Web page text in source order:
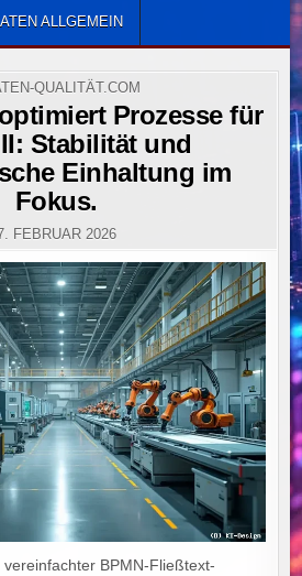
ALLGEMEIN
QUALITÄT.COM
Prozesse für
Stabilität und
Einhaltung im
Fokus.
FEBRUAR 2026
BPMN-Fließtext-